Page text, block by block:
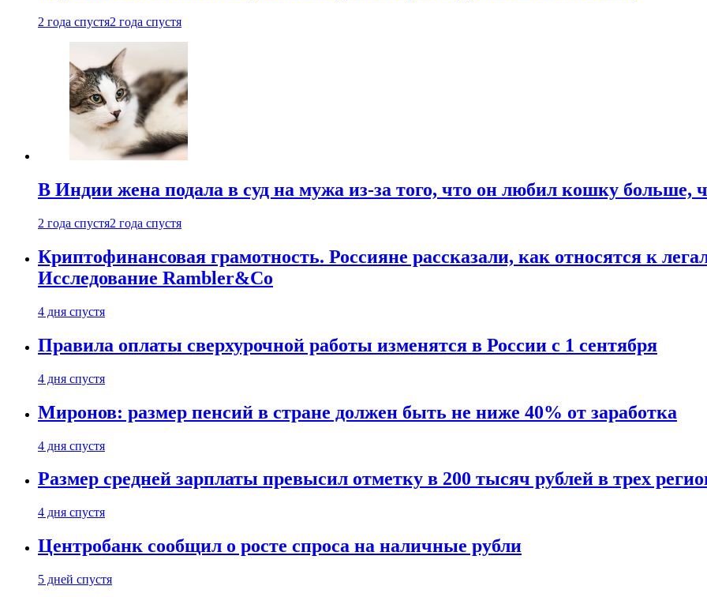
2 года спустя2 года спустя
В Индии жена подала в суд на мужа из-за того, что он любил кошку больше,
2 года спустя2 года спустя
Криптофинансовая грамотность. Россияне рассказали, как относятся к
Исследование Rambler&Co
4 дня спустя
Правила оплаты сверхурочной работы изменятся в России с 1 сентября
4 дня спустя
Миронов: размер пенсий в стране должен быть не ниже 40% от заработка
4 дня спустя
Размер средней зарплаты превысил отметку в 200 тысяч рублей в трех
4 дня спустя
Центробанк сообщил о росте спроса на наличные рубли
5 дней спустя